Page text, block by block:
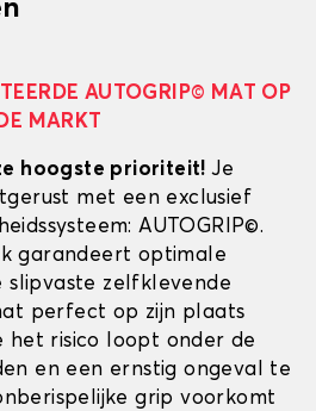
AUTOGRIP© MAT OP
MARKT
hoogste prioriteit!Je
met een exclusief
AUTOGRIP©.
garandeert optimale
slipvaste zelfklevende
perfect op zijn plaats
het risico loopt onder de
en een ernstig ongeval te
grip voorkomt